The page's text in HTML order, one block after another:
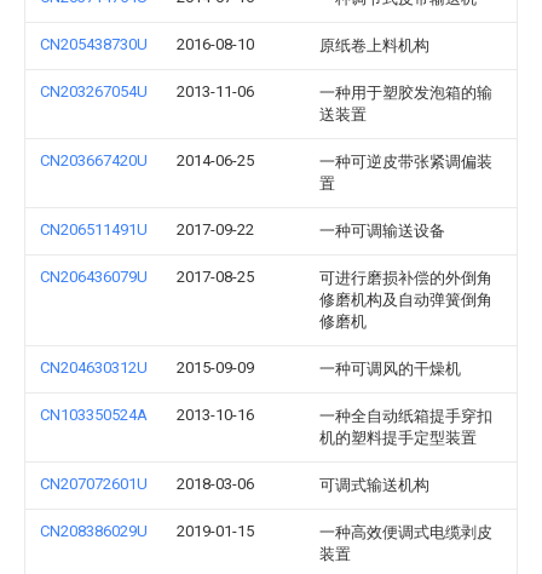
CN205438730U 2016-08-10 原纸卷上料机构
CN203267054U 2013-11-06
一种用于塑胶发泡箱的输
送装置
CN203667420U 2014-06-25
一种可逆皮带张紧调偏装
置
CN206511491U 2017-09-22 一种可调输送设备
CN206436079U 2017-08-25
可进行磨损补偿的外倒角
修磨机构及自动弹簧倒角
修磨机
CN204630312U 2015-09-09 一种可调风的干燥机
CN103350524A 2013-10-16
一种全自动纸箱提手穿扣
机的塑料提手定型装置
CN207072601U 2018-03-06 可调式输送机构
CN208386029U 2019-01-15
一种高效便调式电缆剥皮
装置